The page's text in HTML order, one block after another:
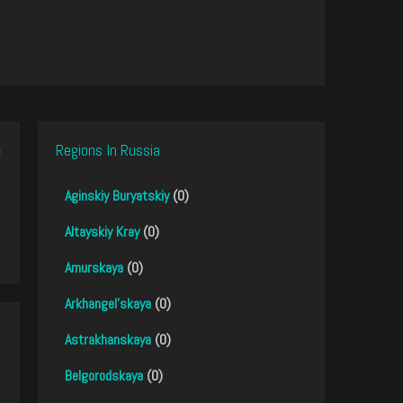
Regions In Russia
Aginskiy Buryatskiy(0)
Altayskiy Kray(0)
Amurskaya (0)
Arkhangel'skaya (0)
Astrakhanskaya (0)
Belgorodskaya (0)